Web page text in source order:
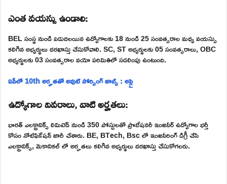
ఎంత వయస్సు ఉండాలి:
BEL సంస్థ నుండి విడుదలయిన ఉద్యోగాలకు 18 నుండి 25 సంవత్సరాల మధ్య వయస్సు
కలిగిన అభ్యర్థులు దరఖాస్తు చేసుకోవాలి. SC, ST అభ్యర్థులకు 05 సంవత్సరాలు, OBC
అభ్యర్థులకు 03 సంవత్సరాల వయో పరిమితిలో సడలింపు ఉంటుంది.
ఏపీలో 10th అర్హతతో అవుట్ సోర్సింగ్ జాబ్స్ : అప్లై
ఉద్యోగాల వివరాలు, వాటి అర్హతలు:
భారత్ ఎలక్ట్రానిక్స్ లిమిటెడ్ నుండి 350 పోస్టులతో ప్రొబేషనరీ ఇంజనీర్ ఉద్యోగాల భర్తీ
కోసం నోటిఫికేషన్ జారీ చేశారు. BE, BTech, Bsc లో ఇంజనీరింగ్ డిగ్రీ చేసి
ఎలక్ట్రానిక్స్, మెకానికల్ లో అర్హతలు కలిగిన అభ్యర్థులు దరఖాస్తు చేసుకోగలరు.